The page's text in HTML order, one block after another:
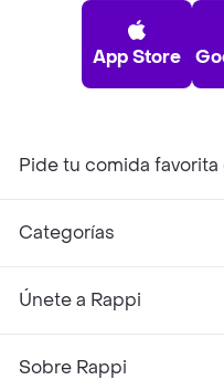
App Store
Pide tu comida
Categorías
Únete a Rappi
Sobre Rappi